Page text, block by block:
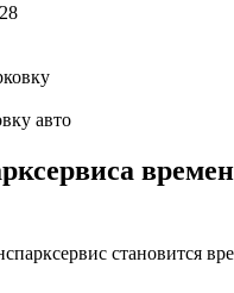
авто
становится